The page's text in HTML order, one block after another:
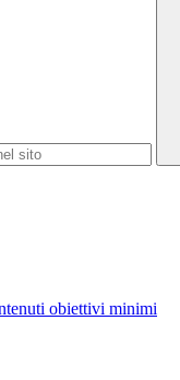
obiettivi minimi